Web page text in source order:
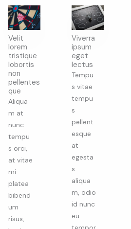
Velit
lorem
tristique
lobortis
non
pellentes
que
Aliqua
m at
nunc
tempu
s orci,
at vitae
mi
platea
bibend
um
risus,
Viverra
ipsum
eget
lectus
Tempu
s vitae
tempu
s
pellent
esque
at
egesta
s
aliqua
m, odio
id nunc
eu